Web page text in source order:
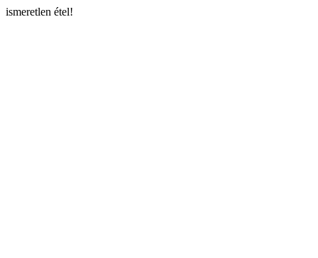
ismeretlen étel!